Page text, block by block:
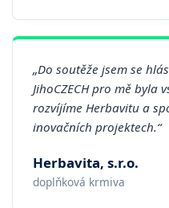
„Do soutěže jsem se
JihoCZECH pro mě byla
rozvíjíme Herbavitu a
inovačních projektech.“
Herbavita, s.r.o.
doplňková krmiva